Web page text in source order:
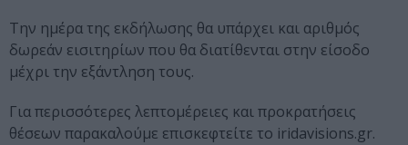
Την ημέρα της εκδήλωσης θα υπάρχει και αριθμός
δωρεάν εισιτηρίων που θα διατίθενται στην είσοδο
μέχρι την εξάντληση τους.
Για περισσότερες λεπτομέρειες και προκρατήσεις
θέσεων παρακαλούμε επισκεφτείτε το iridavisions.gr.